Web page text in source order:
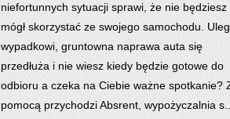
niefortunnych sytuacji sprawi, że nie będziesz
mógł skorzystać ze swojego samochodu.
wypadkowi, gruntowna naprawa auta się
przedłuża i nie wiesz kiedy będzie gotowe do
odbioru a czeka na Ciebie ważne spotkanie?
pomocą przychodzi Absrent, wypożyczalnia